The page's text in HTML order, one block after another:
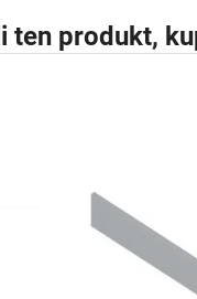
ten produkt,